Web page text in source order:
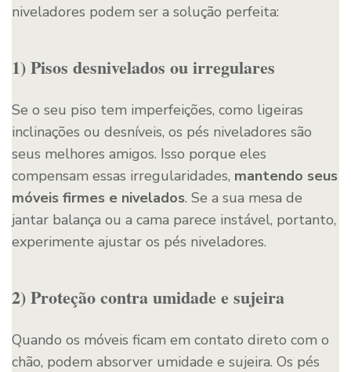
niveladores podem ser a solução perfeita:
1) Pisos desnivelados ou irregulares
Se o seu piso tem imperfeições, como ligeiras
inclinações ou desníveis, os pés niveladores são
seus melhores amigos. Isso porque eles
compensam essas irregularidades, mantendo seus
móveis firmes e nivelados. Se a sua mesa de
jantar balança ou a cama parece instável, portanto,
experimente ajustar os pés niveladores.
2) Proteção contra umidade e sujeira
Quando os móveis ficam em contato direto com o
chão, podem absorver umidade e sujeira. Os pés